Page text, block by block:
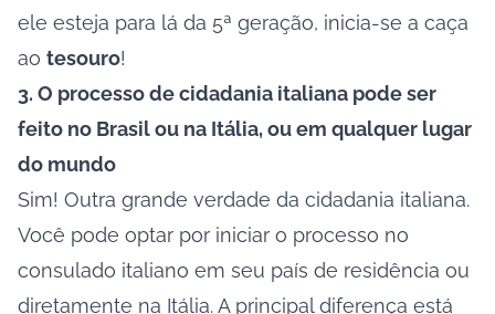
ele esteja para lá da 5ª geração, inicia-se a caça
ao tesouro!
3. O processo de cidadania italiana pode ser
feito no Brasil ou na Itália, ou em qualquer lugar
do mundo
Sim! Outra grande verdade da cidadania italiana.
Você pode optar por iniciar o processo no
consulado italiano em seu país de residência ou
diretamente na Itália. A principal diferença está